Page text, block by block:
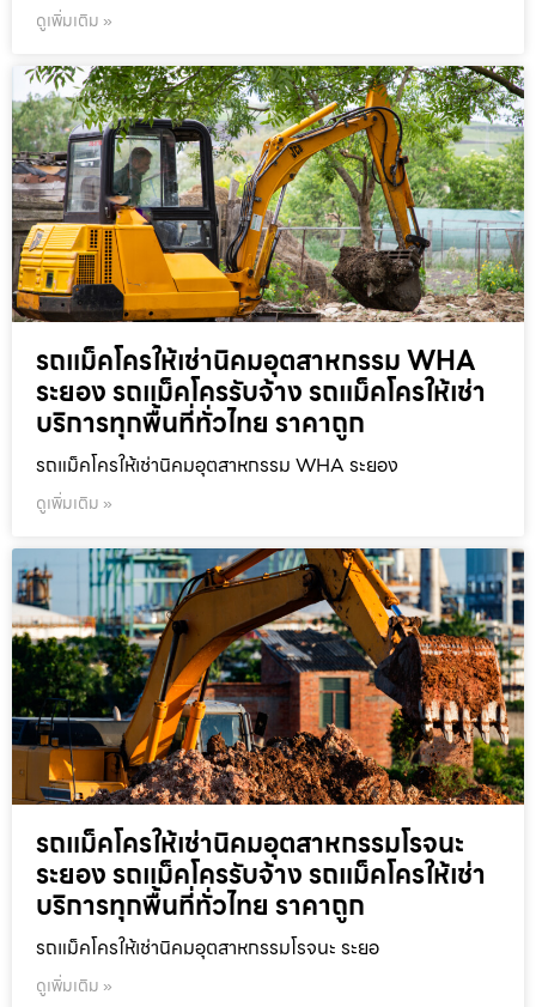
ดูเพิ่มเติม »
รถแม็คโครให้เช่านิคมอุตสาหกรรม WHA
ระยอง รถแม็คโครรับจ้าง รถแม็คโครให้เช่า
บริการทุกพื้นที่ทั่วไทย ราคาถูก
รถแม็คโครให้เช่านิคมอุตสาหกรรม WHA ระยอง
ดูเพิ่มเติม »
รถแม็คโครให้เช่านิคมอุตสาหกรรมโรจนะ
ระยอง รถแม็คโครรับจ้าง รถแม็คโครให้เช่า
บริการทุกพื้นที่ทั่วไทย ราคาถูก
รถแม็คโครให้เช่านิคมอุตสาหกรรมโรจนะ ระยอ
ดูเพิ่มเติม »